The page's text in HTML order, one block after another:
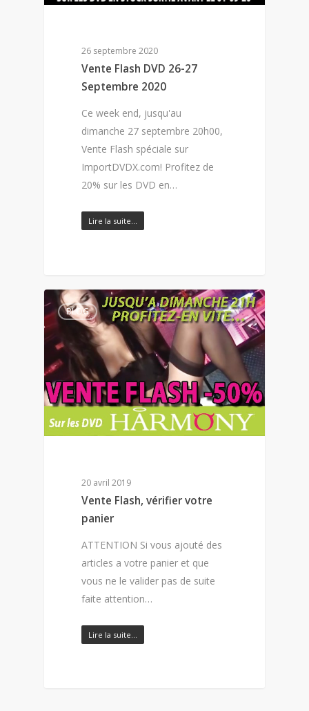
26 septembre 2020
Vente Flash DVD 26-27
Septembre 2020
Ce week end, jusqu'au
dimanche 27 septembre 20h00,
Vente Flash spéciale sur
ImportDVDX.com! Profitez de
20% sur les DVD en…
Lire la suite…
BLOG
20 avril 2019
Vente Flash, vérifier votre
panier
ATTENTION Si vous ajouté des
articles a votre panier et que
vous ne le valider pas de suite
faite attention…
Lire la suite…